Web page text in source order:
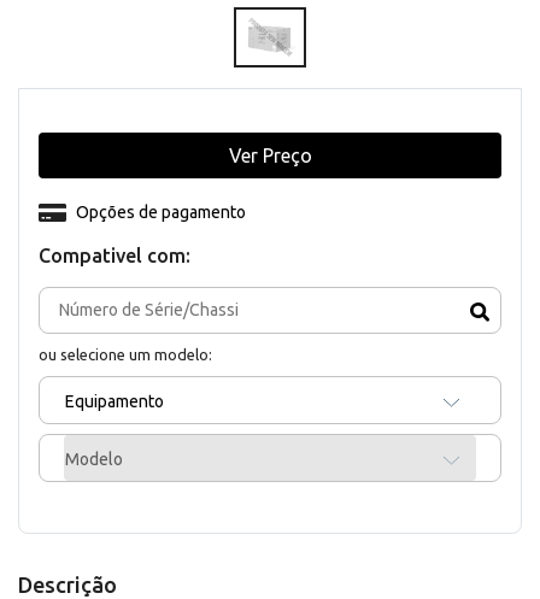
Compativel com:
ou selecione um modelo:
Equipamento
Modelo
Opções de pagamento
Ver Preço
Descrição